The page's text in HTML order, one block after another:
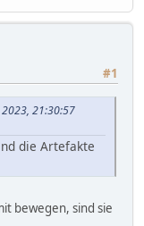
#1
21:30:57
die Artefakte
bewegen, sind sie